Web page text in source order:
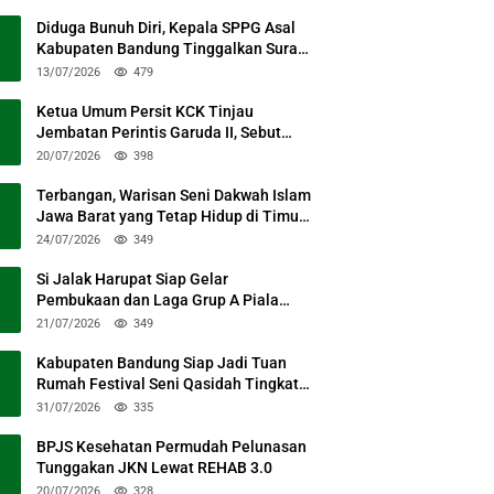
Diduga Bunuh Diri, Kepala SPPG Asal
Kabupaten Bandung Tinggalkan Surat
Permohonan Maaf
13/07/2026 479
Ketua Umum Persit KCK Tinjau
Jembatan Perintis Garuda II, Sebut
Simbol Kebersamaan TNI dan Rakyat
20/07/2026 398
Terbangan, Warisan Seni Dakwah Islam
Jawa Barat yang Tetap Hidup di Timur
Kabupaten Bandung
24/07/2026 349
Si Jalak Harupat Siap Gelar
Pembukaan dan Laga Grup A Piala
Presiden 2026 Sabtu Mendatang
21/07/2026 349
Kabupaten Bandung Siap Jadi Tuan
Rumah Festival Seni Qasidah Tingkat
Nasional
31/07/2026 335
BPJS Kesehatan Permudah Pelunasan
Tunggakan JKN Lewat REHAB 3.0
20/07/2026 328